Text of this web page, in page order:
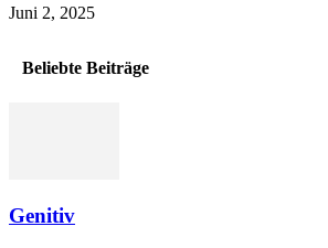
Juni 2, 2025
Beliebte Beiträge
Genitiv